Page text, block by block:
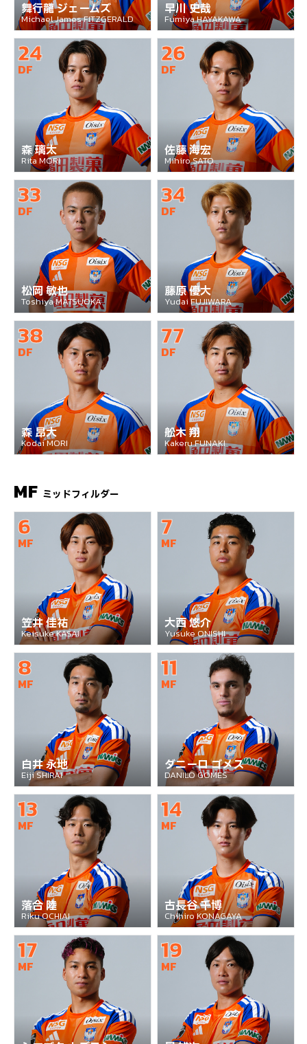
舞行龍 ジェームズ
Michael James FITZGERALD
早川 史哉
Fumiya HAYAKAWA
24
DF
森 璃太
Rita MORI
26
DF
佐藤 海宏
Mihiro SATO
33
DF
松岡 敏也
Toshiya MATSUOKA
34
DF
藤原 優大
Yudai FUJIWARA
38
DF
森 昂大
Kodai MORI
77
DF
舩木 翔
Kakeru FUNAKI
MF ミッドフィルダー
6
MF
笠井 佳祐
Keisuke KASAI
7
MF
大西 悠介
Yusuke ONISHI
8
MF
白井 永地
Eiji SHIRAI
11
MF
ダニーロ ゴメス
DANILO GOMES
13
MF
落合 陸
Riku OCHIAI
14
MF
古長谷 千博
Chihiro KONAGAYA
17
MF 19
MF